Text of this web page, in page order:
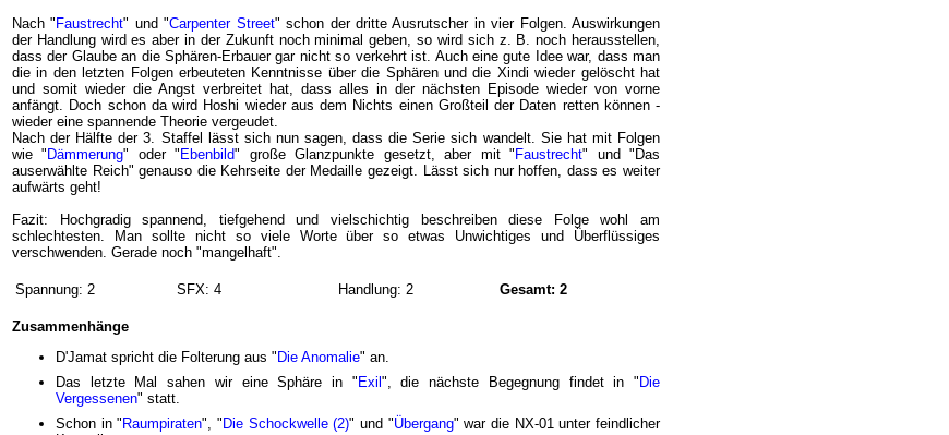
Nach " Faustrecht" und "Carpenter Street" schon der dritte Ausrutscher in vier Folgen. Auswirkungen
der Handlung wird es aber in der Zukunft noch minimal geben, so wird sich z. B. noch herausstellen,
dass der Glaube an die Sphären-Erbauer gar nicht so verkehrt ist. Auch eine gute Idee war, dass man
die in den letzten Folgen erbeuteten Kenntnisse über die Sphären und die Xindi wieder gelöscht hat
und somit wieder die Angst verbreitet hat, dass alles in der nächsten Episode wieder von vorne
anfängt. Doch schon da wird Hoshi wieder aus dem Nichts einen Großteil der Daten retten können -
wieder eine spannende Theorie vergeudet.
Nach der Hälfte der 3. Staffel lässt sich nun sagen, dass die Serie sich wandelt. Sie hat mit Folgen
wie " Dämmerung" oder " Ebenbild" große Glanzpunkte gesetzt, aber mit " Faustrecht" und "Das
auserwählte Reich" genauso die Kehrseite der Medaille gezeigt. Lässt sich nur hoffen, dass es weiter
aufwärts geht!
Fazit: Hochgradig spannend, tiefgehend und vielschichtig beschreiben diese Folge wohl am
schlechtesten. Man sollte nicht so viele Worte über so etwas Unwichtiges und Überflüssiges
verschwenden. Gerade noch "mangelhaft".
Spannung: 2 SFX: 4 Handlung: 2 Gesamt: 2
Zusammenhänge
D'Jamat spricht die Folterung aus " Die Anomalie" an.
Das letzte Mal sahen wir eine Sphäre in " Exil ", die nächste Begegnung findet in " Die
Vergessenen" statt.
Schon in " Raumpiraten", " Die Schockwelle (2)" und "Übergang" war die NX-01 unter feindlicher